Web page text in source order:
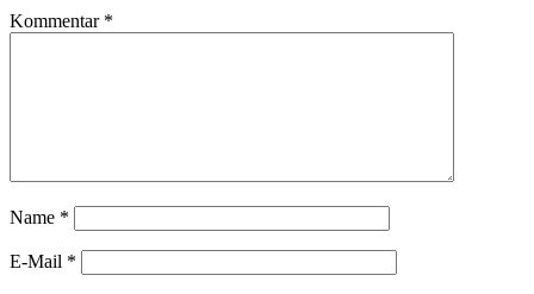
Kommentar *
Name *
E-Mail *